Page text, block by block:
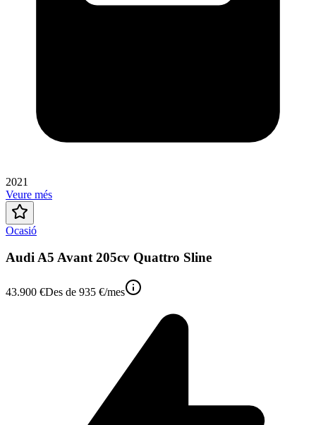
2021
Veure més
Ocasió
Audi A5 Avant 205cv Quattro Sline
43.900 €Des de 935 €/mes